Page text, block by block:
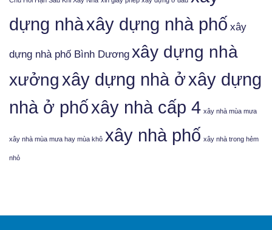
dựng nhàxây dựng nhà phố xây
dựng nhà phố Bình Dương xây dựng nhà
xưởngxây dựng nhà ởxây dựng
nhà ở phốxây nhà cấp 4 xây nhà mùa mưa
xây nhà mùa mưa hay mùa khô xây nhà phố xây nhà trong hẻm
nhỏ